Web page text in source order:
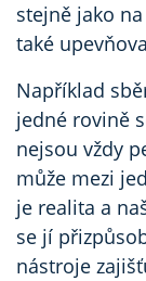
stejně jako
také
Například
jedné rovině
nejsou vždy
může mezi
je realita a
se jí
nástroje